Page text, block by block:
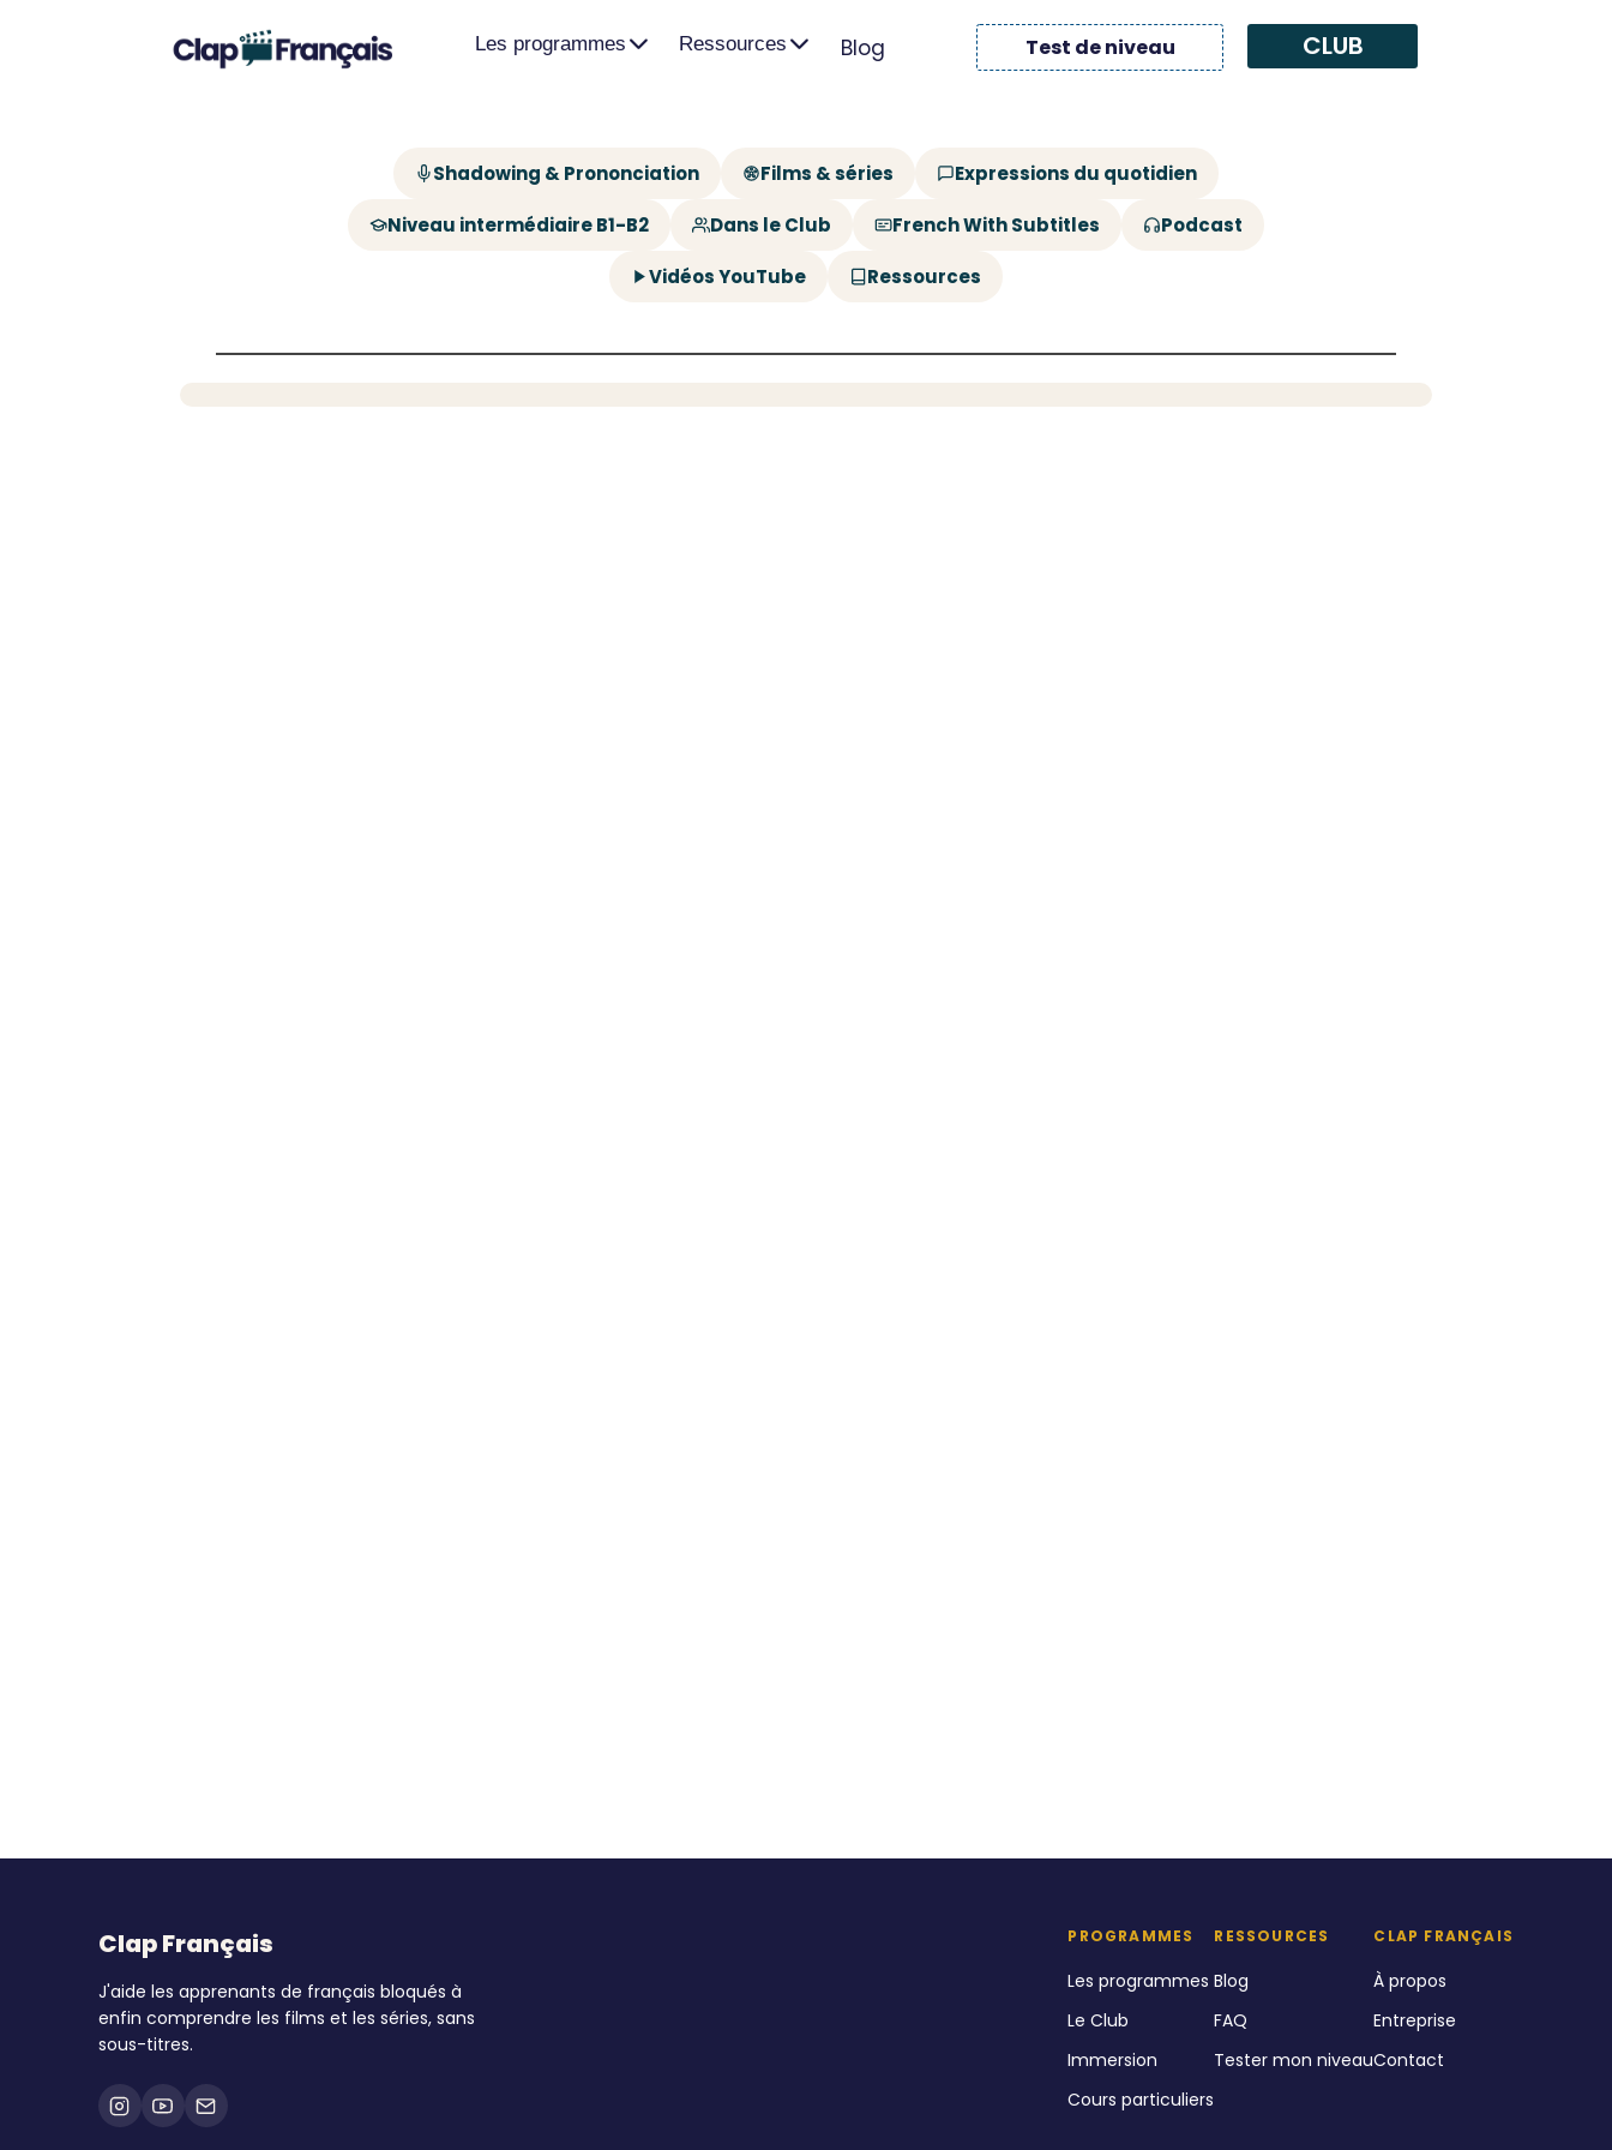
Les programmes Ressources Blog Test de niveau CLUB
Shadowing & Prononciation Films & séries Expressions du quotidien
Niveau intermédiaire B1-B2 Dans le Club French With Subtitles Podcast
Vidéos YouTube Ressources
Clap Français
J'aide les apprenants de français bloqués à
enfin comprendre les films et les séries, sans
sous-titres.
PROGRAMMES
Les programmes
Le Club
Immersion
Cours particuliers
RESSOURCES
Blog
FAQ
Tester mon niveau
CLAP FRANÇAIS
À propos
Entreprise
Contact